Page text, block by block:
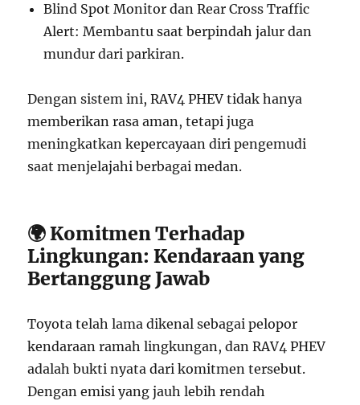
Blind Spot Monitor dan Rear Cross Traffic
Alert: Membantu saat berpindah jalur dan
mundur dari parkiran.
Dengan sistem ini, RAV4 PHEV tidak hanya
memberikan rasa aman, tetapi juga
meningkatkan kepercayaan diri pengemudi
saat menjelajahi berbagai medan.
🌍 Komitmen Terhadap
Lingkungan: Kendaraan yang
Bertanggung Jawab
Toyota telah lama dikenal sebagai pelopor
kendaraan ramah lingkungan, dan RAV4 PHEV
adalah bukti nyata dari komitmen tersebut.
Dengan emisi yang jauh lebih rendah